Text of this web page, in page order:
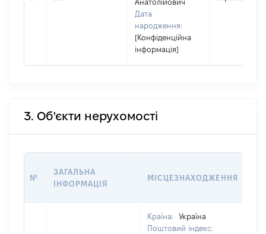
Анатолійович
Дата
народження:
[Конфіденційна
інформація]
3. Об'єкти нерухомості
№
ЗАГАЛЬНА
ІНФОРМАЦІЯ
МІСЦЕЗНАХОДЖЕННЯ
Країна:
Україна
Поштовий індекс: